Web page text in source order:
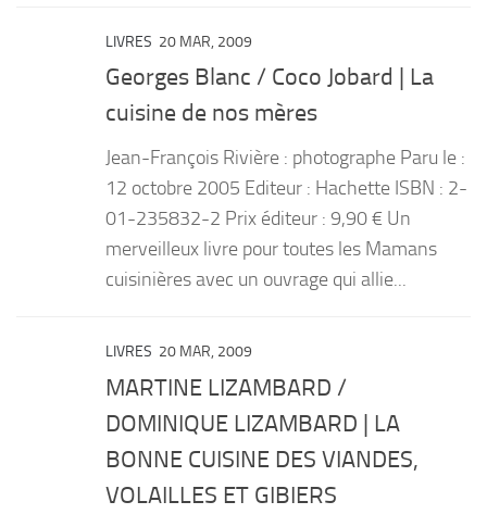
LIVRES 20 MAR, 2009
Georges Blanc / Coco Jobard | La
cuisine de nos mères
Jean-François Rivière : photographe Paru le :
12 octobre 2005 Editeur : Hachette ISBN : 2-
01-235832-2 Prix éditeur : 9,90 € Un
merveilleux livre pour toutes les Mamans
cuisinières avec un ouvrage qui allie...
LIVRES 20 MAR, 2009
MARTINE LIZAMBARD /
DOMINIQUE LIZAMBARD | LA
BONNE CUISINE DES VIANDES,
VOLAILLES ET GIBIERS